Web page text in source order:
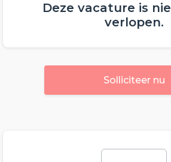
Deze vacature is
verlopen.
Solliciteer nu